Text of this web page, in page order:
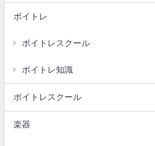
ボイトレ
ボイトレスクール
ボイトレ知識
ボイトレスクール
楽器